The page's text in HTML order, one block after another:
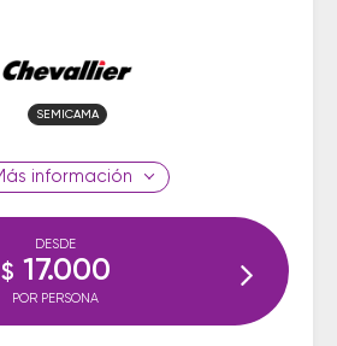
SEMICAMA
información
DESDE
$ 17.000
POR PERSONA